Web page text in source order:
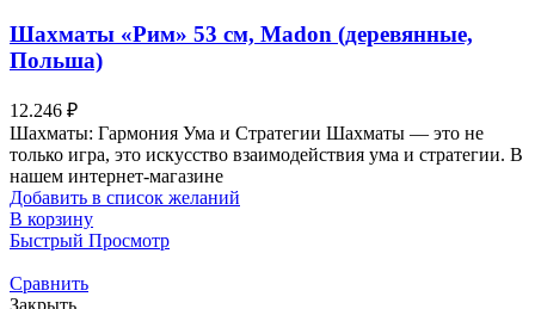
Шахматы «Рим» 53 см, Madon (деревянные,
Польша)
12.246 ₽
Шахматы: Гармония Ума и Стратегии Шахматы — это не
только игра, это искусство взаимодействия ума и стратегии. В
нашем интернет-магазине
Добавить в список желаний
В корзину
Быстрый Просмотр
Сравнить
Закрыть